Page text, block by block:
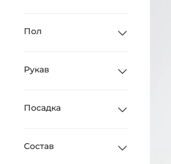
Пол
Рукав
Посадка
Состав